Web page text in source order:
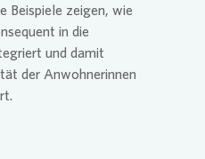
Beispiele zeigen, wie
in die
und damit
der Anwohnerinnen